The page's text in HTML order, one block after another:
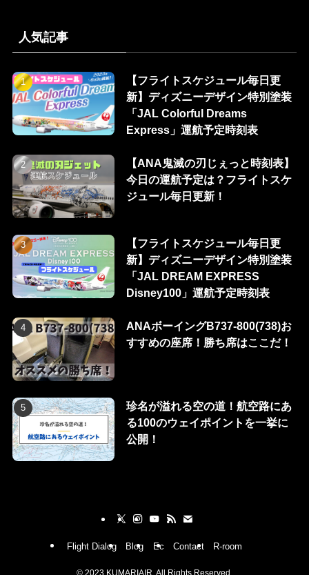
人気記事
【フライトスケジュール毎日更
新】ディズニーデザイン特別塗装
「JAL Colorful Dreams
Express」運航予定時刻表
【ANA鬼滅の刃じぇっと時刻表】
今日の運航予定は？フライトスケ
ジュール毎日更新！
【フライトスケジュール毎日更
新】ディズニーデザイン特別塗装
「JAL DREAM EXPRESS
Disney100」運航予定時刻表
ANAボーイングB737-800(738)お
すすめの座席！勝ち席はここだ！
珍名が溢れる空の道！航空路にあ
る100のウェイポイントを一挙に
公開！
Flight Dialog Blog Ec Contact R-room
© 2023 KUMARIAIR. All Rights Reserved.